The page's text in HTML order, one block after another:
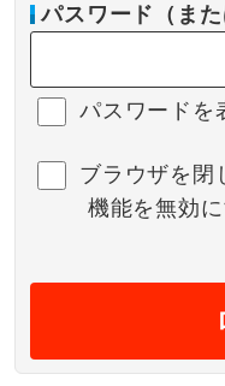
パスワード（また
パスワードを
ブラウザを閉
機能を無効